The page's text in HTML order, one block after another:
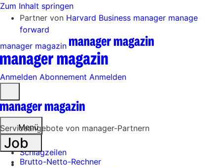
Zum Inhalt springen
Partner von Harvard Business manager manage
forward
manager magazin
Anmelden Abonnement Anmelden
öffnen
Menü
Schlagzeilen
Serviceangebote von manager-Partnern
Job
Brutto-Netto-Rechner